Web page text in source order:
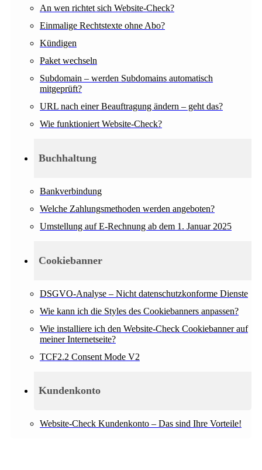
An wen richtet sich Website-Check?
Einmalige Rechtstexte ohne Abo?
Kündigen
Paket wechseln
Subdomain – werden Subdomains automatisch
mitgeprüft?
URL nach einer Beauftragung ändern – geht das?
Wie funktioniert Website-Check?
Buchhaltung
Bankverbindung
Welche Zahlungsmethoden werden angeboten?
Umstellung auf E-Rechnung ab dem 1. Januar 2025
Cookiebanner
DSGVO-Analyse – Nicht datenschutzkonforme Dienste
Wie kann ich die Styles des Cookiebanners anpassen?
Wie installiere ich den Website-Check Cookiebanner auf
meiner Internetseite?
TCF2.2 Consent Mode V2
Kundenkonto
Website-Check Kundenkonto – Das sind Ihre Vorteile!